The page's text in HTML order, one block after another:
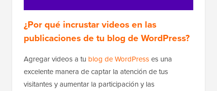
¿Por qué incrustar videos en las
publicaciones de tu blog de WordPress?
Agregar videos a tu blog de WordPresses una
excelente manera de captar la atención de tus
visitantes y aumentar la participación y las